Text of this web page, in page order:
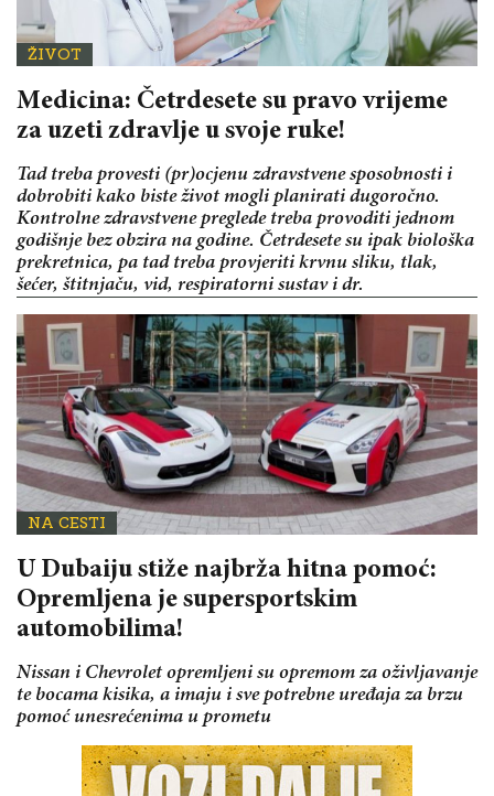
ŽIVOT
Medicina: Četrdesete su pravo vrijeme
za uzeti zdravlje u svoje ruke!
Tad treba provesti (pr)ocjenu zdravstvene sposobnosti i
dobrobiti kako biste život mogli planirati dugoročno.
Kontrolne zdravstvene preglede treba provoditi jednom
godišnje bez obzira na godine. Četrdesete su ipak biološka
prekretnica, pa tad treba provjeriti krvnu sliku, tlak,
šećer, štitnjaču, vid, respiratorni sustav i dr.
NA CESTI
U Dubaiju stiže najbrža hitna pomoć:
Opremljena je supersportskim
automobilima!
Nissan i Chevrolet opremljeni su opremom za oživljavanje
te bocama kisika, a imaju i sve potrebne uređaja za brzu
pomoć unesrećenima u prometu